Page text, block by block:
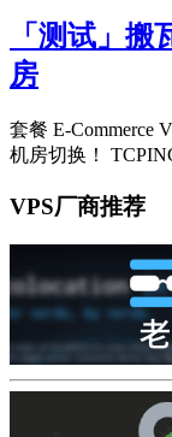
「测试」搬
房
套餐 E-Commerce
机房切换！
VPS厂商推荐